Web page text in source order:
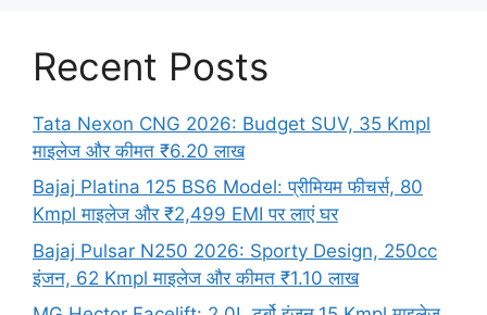
Recent Posts
Tata Nexon CNG 2026: Budget SUV, 35 Kmpl
माइलेज और कीमत ₹6.20 लाख
Bajaj Platina 125 BS6 Model: प्रीमियम फीचर्स, 80
Kmpl माइलेज और ₹2,499 EMI पर लाएं घर
Bajaj Pulsar N250 2026: Sporty Design, 250cc
इंजन, 62 Kmpl माइलेज और कीमत ₹1.10 लाख